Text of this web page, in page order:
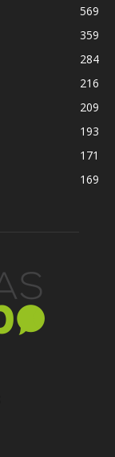
569
359
284
216
209
193
171
169